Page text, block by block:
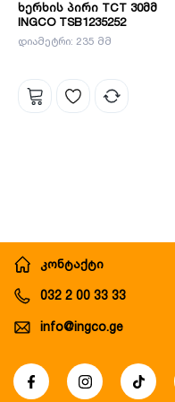
ხერხის პირი TCT 30მმ
INGCO TSB1235252
დიამეტრი: 235 მმ
კონტაქტი
032 2 00 33 33
info@ingco.ge